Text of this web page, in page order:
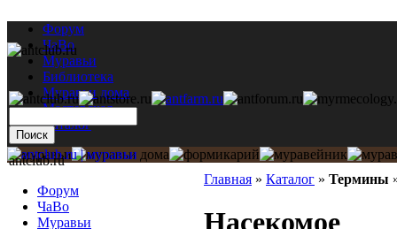
Форум
ЧаВо
Муравьи
Библиотека
Муравьи дома
Мастерская
Каталог
Главная » Каталог » Термины
Насекомое
antclub.ru
Форум
ЧаВо
Муравьи